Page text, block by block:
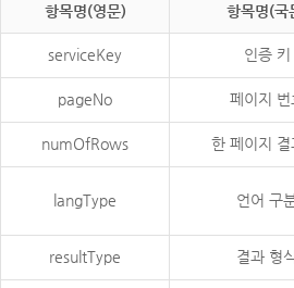
항목명(영문) 항목명(국
serviceKey 인증 키
pageNo 페이지 번
numOfRows 한 페이지 결
langType 언어 구
resultType 결과 형